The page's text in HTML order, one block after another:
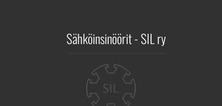
Sähköinsinöörit - SIL ry